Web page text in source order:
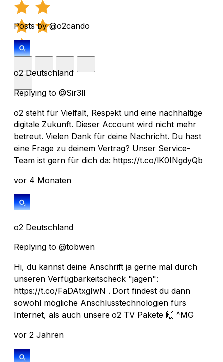
Posts by @o2cando
o2 Deutschland
Replying to @Sir3ll
o2 steht für Vielfalt, Respekt und eine nachhaltige
digitale Zukunft. Dieser Account wird nicht mehr
betreut. Vielen Dank für deine Nachricht. Du hast
eine Frage zu deinem Vertrag? Unser Service-
Team ist gern für dich da: https://t.co/lK0INgdyQb
vor 4 Monaten
o2 Deutschland
Replying to @tobwen
Hi, du kannst deine Anschrift ja gerne mal durch
unseren Verfügbarkeitscheck "jagen":
https://t.co/FaDAtxgIwN . Dort findest du dann
sowohl mögliche Anschlusstechnologien fürs
Internet, als auch unsere o2 TV Pakete 🙌 ^MG
vor 2 Jahren